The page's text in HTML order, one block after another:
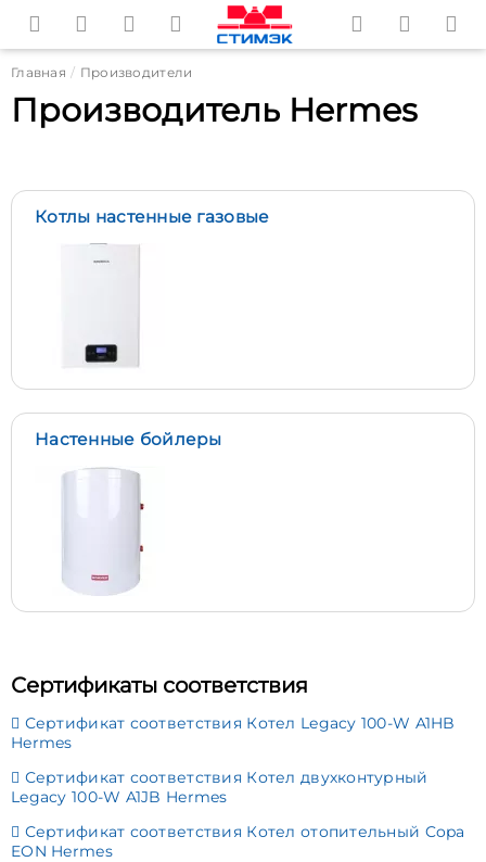
Главная Производители
Производитель Hermes
Котлы настенные газовые
Настенные бойлеры
Сертификаты соответствия
Сертификат соответствия Котел Legacy 100-W A1HB
Hermes
Сертификат соответствия Котел двухконтурный
Legacy 100-W A1JB Hermes
Сертификат соответствия Котел отопительный Copa
EON Hermes